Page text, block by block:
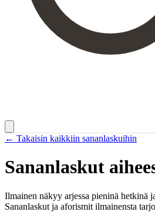
← Takaisin kaikkiin sananlaskuihin
Sananlaskut
Ilmainen näkyy arjessa pieninä hetkinä
Sananlaskut ja aforismit ilmainensta